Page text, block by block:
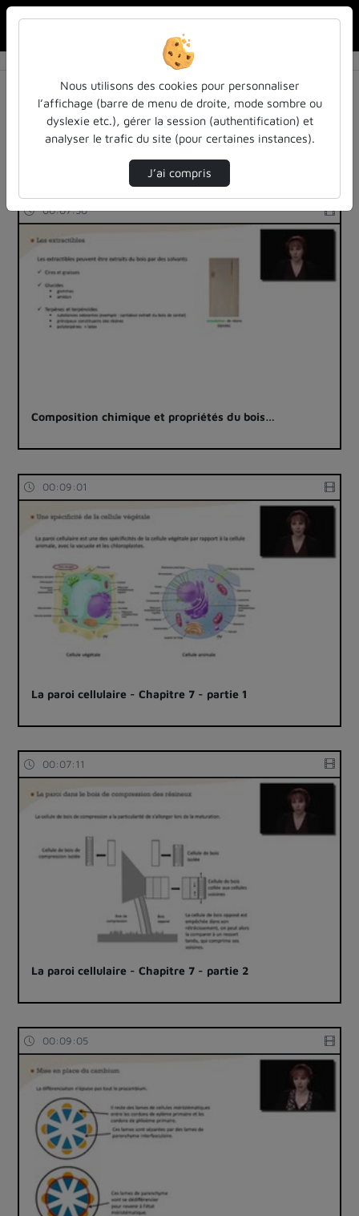
Résultats de la recherche
Filtres actifs (cliquer pour en retirer) :
mooc-anatomie-du-bois
00:07:50
Composition chimique et propriétés du bois…
00:09:01
La paroi cellulaire - Chapitre 7 - partie 1
00:07:11
La paroi cellulaire - Chapitre 7 - partie 2
00:09:05
Nous utilisons des cookies pour personnaliser
l’affichage (barre de menu de droite, mode sombre ou
dyslexie etc.), gérer la session (authentification) et
analyser le trafic du site (pour certaines instances).
J’ai compris